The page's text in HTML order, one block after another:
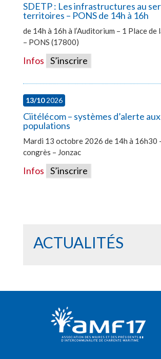
SDETP : Les infrastructures au
territoires – PONS de 14h à 16h
de 14h à 16h à l’Auditorium – 1 Place de
– PONS (17800)
Infos S’inscrire
13/102026
Ciitélécom – systèmes d’alerte aux
populations
Mardi 13 octobre 2026 de 14h à 16h30
congrès – Jonzac
Infos S’inscrire
ACTUALITÉS